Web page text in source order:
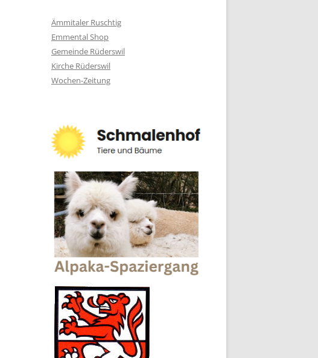
Ämmitaler Ruschtig
Emmental Shop
Gemeinde Rüderswil
Kirche Rüderswil
Wochen-Zeitung